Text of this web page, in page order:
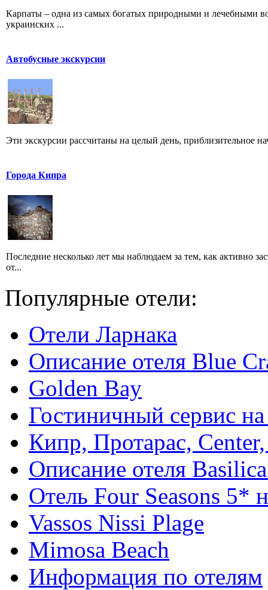
Карпаты – одна из самых богатых природными и лечебными
украинских ...
Автобусные экскурсии
Эти экскурсии рассчитаны на целый день, приблизительное
Города Кипра
Последние несколько лет мы наблюдаем за тем, как активно
от...
Популярные отели:
Отели Ларнака
Описание отеля Blue
Golden Bay
Гостиничный сервис
Кипр, Протарас,
Описание отеля
Отель Four Seasons 5*
Vassos Nissi Plage
Mimosa Beach
Информация по отелям